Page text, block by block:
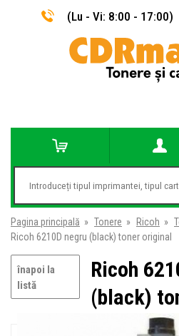
(Lu - Vi: 8:00 - 17:00)
Pagina principală » Tonere » Ricoh »
Ricoh 6210D negru (black) toner original
înapoi la
listă
Ricoh
(black)